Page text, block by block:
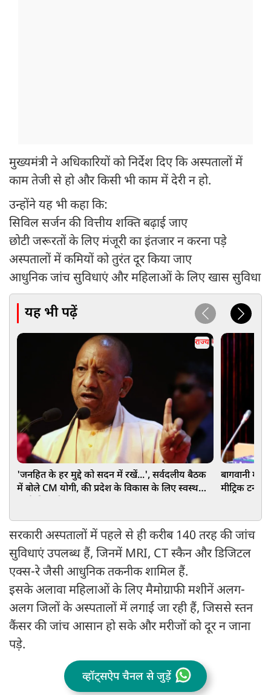
मुख्यमंत्री ने अधिकारियों को निर्देश दिए कि अस्पतालों में
काम तेजी से हो और किसी भी काम में देरी न हो.
उन्होंने यह भी कहा कि:
सिविल सर्जन की वित्तीय शक्ति बढ़ाई जाए
छोटी जरूरतों के लिए मंजूरी का इंतजार न करना पड़े
अस्पतालों में कमियों को तुरंत दूर किया जाए
आधुनिक जांच सुविधाएं और महिलाओं के लिए खास सुविधा
यह भी पढ़ें
राज्य
'जनहित के हर मुद्दे को सदन में रखें...', सर्वदलीय बैठक
में बोले CM योगी, की प्रदेश के विकास के लिए स्वस्थ
बागवानी में
मीट्रिक टन
सरकारी अस्पतालों में पहले से ही करीब 140 तरह की जांच
सुविधाएं उपलब्ध हैं, जिनमें MRI, CT स्कैन और डिजिटल
एक्स-रे जैसी आधुनिक तकनीक शामिल हैं.
इसके अलावा महिलाओं के लिए मैमोग्राफी मशीनें अलग-
अलग जिलों के अस्पतालों में लगाई जा रही हैं, जिससे स्तन
कैंसर की जांच आसान हो सके और मरीजों को दूर न जाना
पड़े.
व्हॉट्सऐप चैनल से जुड़ें